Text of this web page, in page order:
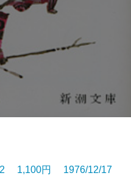
2 1,100円 1976/12/17